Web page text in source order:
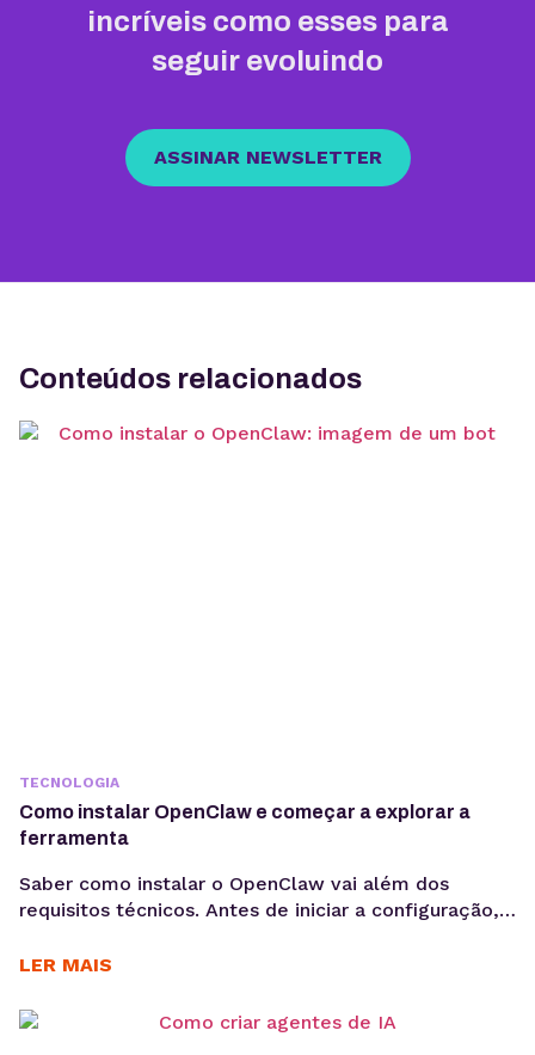
incríveis como esses para
seguir evoluindo
ASSINAR NEWSLETTER
Conteúdos relacionados
TECNOLOGIA
Como instalar OpenClaw e começar a explorar a
ferramenta
Saber como instalar o OpenClaw vai além dos
requisitos técnicos. Antes de iniciar a configuração,
casos de uso e como a ferramenta pode contribuir
OpenClaw centraliza a criação e operação de
LER MAIS